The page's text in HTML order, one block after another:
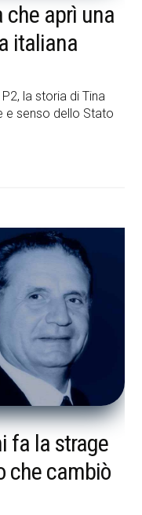
che aprì una
italiana
la storia di Tina
e senso dello Stato
fa la strage
che cambiò